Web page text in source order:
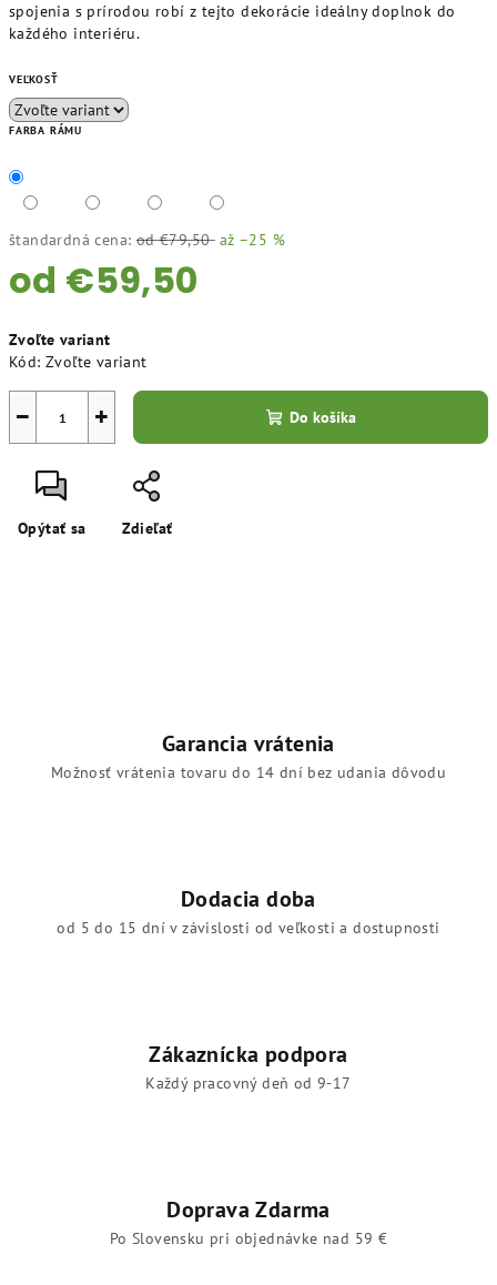
spojenia s prírodou robí z tejto dekorácie ideálny doplnok do
každého interiéru.
VEĽKOSŤ
FARBA RÁMU
štandardná cena: od €79,50 až –25 %
od €59,50
cena:
Zvoľte variant
Kód: Zvoľte variant
+
− Do košíka
Opýtať sa Zdieľať
Garancia vrátenia
Možnosť vrátenia tovaru do 14 dní bez udania dôvodu
Dodacia doba
od 5 do 15 dní v závislosti od veľkosti a dostupnosti
Zákaznícka podpora
Každý pracovný deň od 9-17
Doprava Zdarma
Po Slovensku pri objednávke nad 59 €